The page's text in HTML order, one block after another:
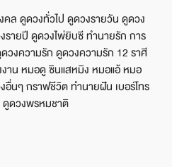
ล ดูดวงทั่วไป ดูดวงรายวัน ดูดวง
ายปี ดูดวงไพ่ยิบซี ทำนายรัก การ
วงความรัก ดูดวงความรัก 12 ราศี
าน หมอดู ซินแสหมิง หมอแอ้ หมอ
นๆ กราฟชีวิต ทำนายฝัน เบอร์โทร
ดูดวงพรหมชาติ